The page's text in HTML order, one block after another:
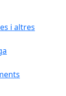
i altres